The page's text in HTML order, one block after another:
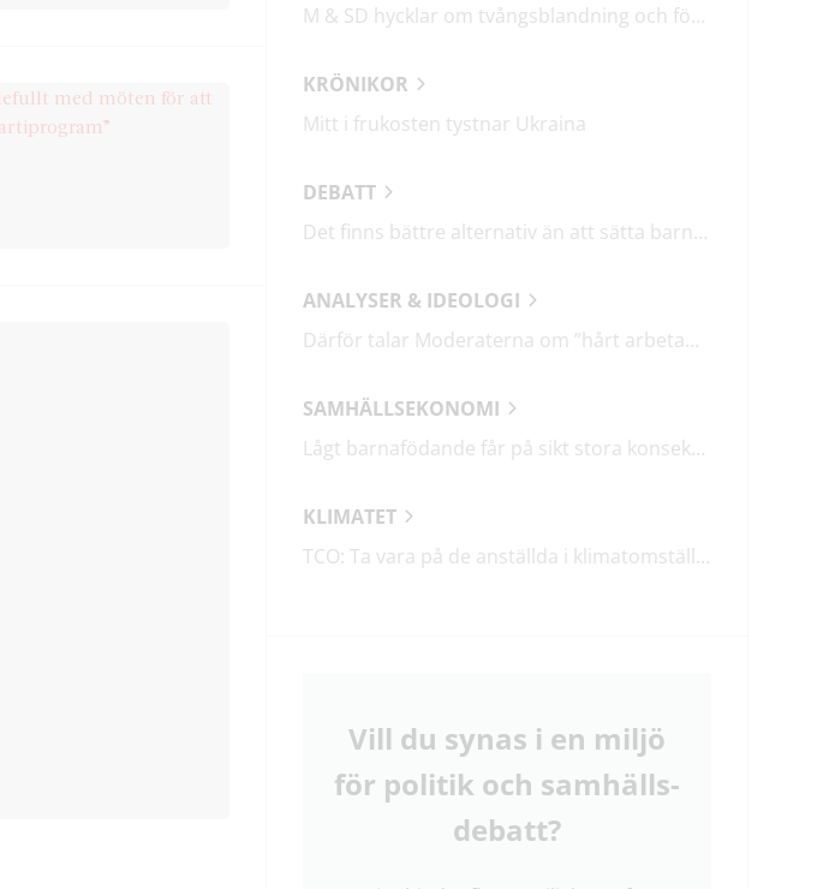
M & SD hycklar om tvångsblandning och förvärrar segregationen
KRÖNIKOR
Mitt i frukosten tystnar Ukraina
DEBATT
Det finns bättre alternativ än att sätta barn i fängelse
ANALYSER & IDEOLOGI
Därför talar Moderaterna om ”hårt arbetande människor”
SAMHÄLLSEKONOMI
Lågt barnafödande får på sikt stora konsekvenser
KLIMATET
TCO: Ta vara på de anställda i klimatomställningen
Vill du synas i en miljö
för politik och samhälls­
debatt?